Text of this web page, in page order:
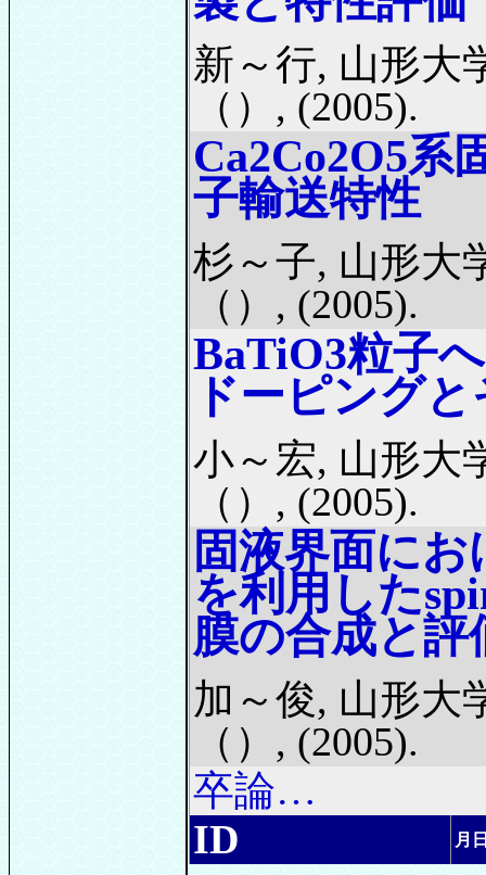
新～行, 山形大
（）, (2005).
Ca2Co2O5系
子輸送特性
杉～子, 山形大
（）, (2005).
BaTiO3粒子
ドーピング
小～宏, 山形大
（）, (2005).
固液界面に
を利用した
膜の合成と評
加～俊, 山形大
（）, (2005).
卒論…
ID
月